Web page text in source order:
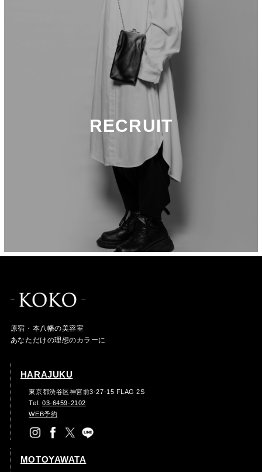
RECRUIT
原宿・本八幡の美容室
あなただけの理想のカラーに
HARAJUKU
東京都渋谷区神宮前3-27-15 FLAG 2S
Tel:03-6459-2102
WEB予約
MOTOYAWATA